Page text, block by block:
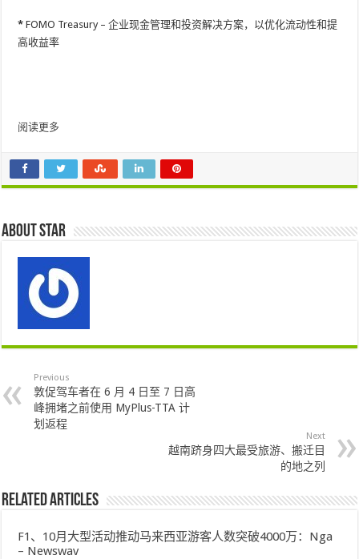
*FOMO Treasury – 企业现金管理和投资解决方案，以优化流动性和提
高收益率
阅读更多
About star
Previous
敦促驾车者在 6 月 4 日至 7 日高
峰拥堵之前使用 MyPlus-TTA 计
划返程
Next
越南跻身四大最受旅游、搬迁目
的地之列
Related Articles
F1、10月大型活动推动马来西亚游客人数突破4000万：Nga
– Newswav